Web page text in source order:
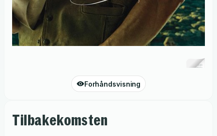
Forhåndsvisning
Tilbakekomsten